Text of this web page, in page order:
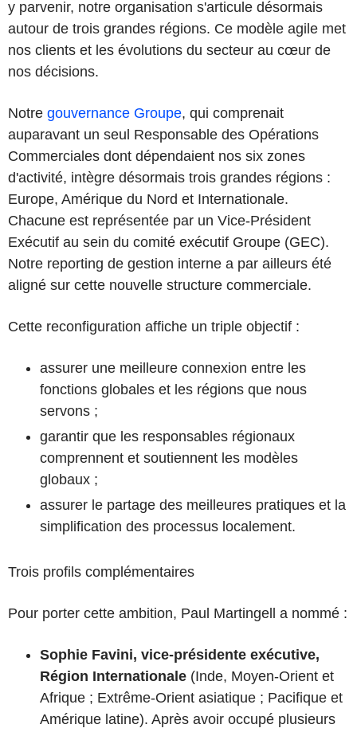
y parvenir, notre organisation s'articule désormais
autour de trois grandes régions. Ce modèle agile met
nos clients et les évolutions du secteur au cœur de
nos décisions.
Notre gouvernance Groupe, qui comprenait
auparavant un seul Responsable des Opérations
Commerciales dont dépendaient nos six zones
d'activité, intègre désormais trois grandes régions :
Europe, Amérique du Nord et Internationale.
Chacune est représentée par un Vice-Président
Exécutif au sein du comité exécutif Groupe (GEC).
Notre reporting de gestion interne a par ailleurs été
aligné sur cette nouvelle structure commerciale.
Cette reconfiguration affiche un triple objectif :
assurer une meilleure connexion entre les
fonctions globales et les régions que nous
servons ;
garantir que les responsables régionaux
comprennent et soutiennent les modèles
globaux ;
assurer le partage des meilleures pratiques et la
simplification des processus localement.
Trois profils complémentaires
Pour porter cette ambition, Paul Martingell a nommé :
Sophie Favini, vice-présidente exécutive,
Région Internationale (Inde, Moyen-Orient et
Afrique ; Extrême-Orient asiatique ; Pacifique et
Amérique latine). Après avoir occupé plusieurs